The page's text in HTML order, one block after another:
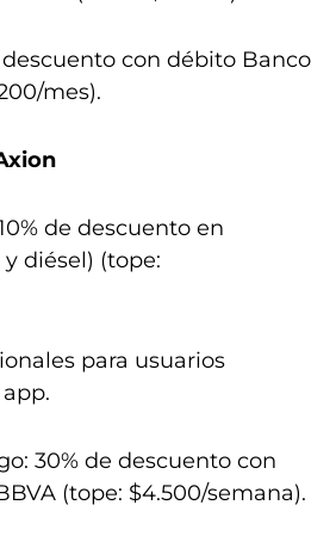
descuento con débito Banco
mes).
de descuento en
diésel) (tope:
para usuarios
30% de descuento con
(tope: $4.500/semana).